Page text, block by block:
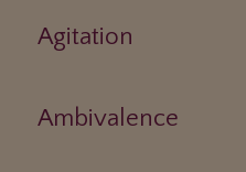
Agitation
Ambivalence